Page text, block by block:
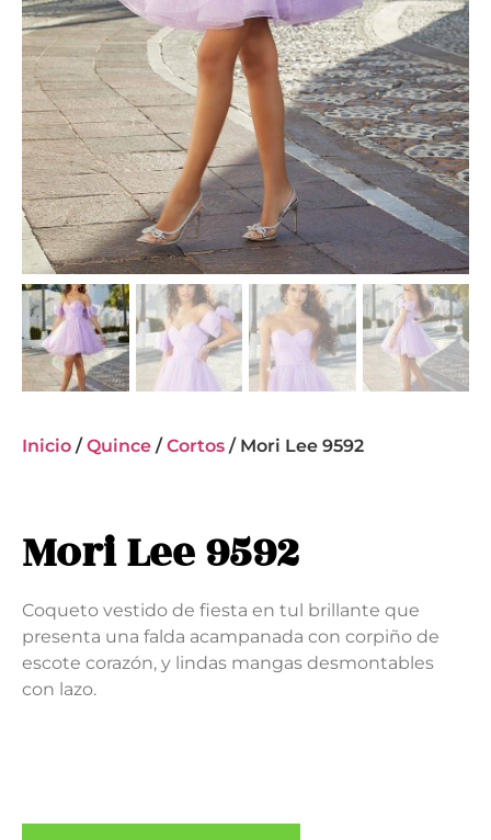
Inicio /Quince /Cortos / Mori Lee 9592
Mori Lee 9592
Coqueto vestido de fiesta en tul brillante que
presenta una falda acampanada con corpiño de
escote corazón, y lindas mangas desmontables
con lazo.